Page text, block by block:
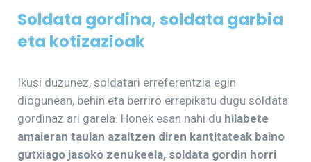
Soldata gordina, soldata garbia
eta kotizazioak
Ikusi duzunez, soldatari erreferentzia egin
diogunean, behin eta berriro errepikatu dugu soldata
gordinaz ari garela. Honek esan nahi du hilabete
amaieran taulan azaltzen diren kantitateak baino
gutxiago jasoko zenukeela, soldata gordin horri